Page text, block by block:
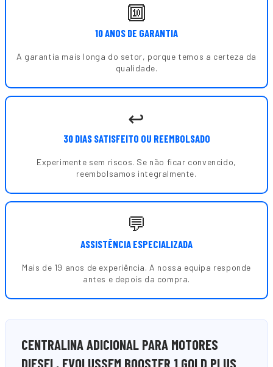
🔟
10 ANOS DE GARANTIA
A garantia mais longa do setor, porque temos a certeza da
qualidade.
↩️
30 DIAS SATISFEITO OU REEMBOLSADO
Experimente sem riscos. Se não ficar convencido,
reembolsamos integralmente.
💬
ASSISTÊNCIA ESPECIALIZADA
Mais de 19 anos de experiência. A nossa equipa responde
antes e depois da compra.
CENTRALINA ADICIONAL PARA MOTORES